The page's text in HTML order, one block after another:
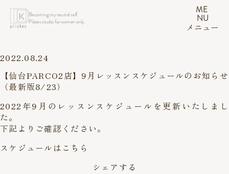
Becoming my neutral self.
Pilates studio for women only.
ME
NU
メニュー
2022.08.24
【仙台PARCO2店】9月レッスンスケジュールのお知らせ
（最新版8/23）
2022年9月のレッスンスケジュールを更新いたしまし
た。
下記よりご確認ください。
スケジュールはこちら
シェアする